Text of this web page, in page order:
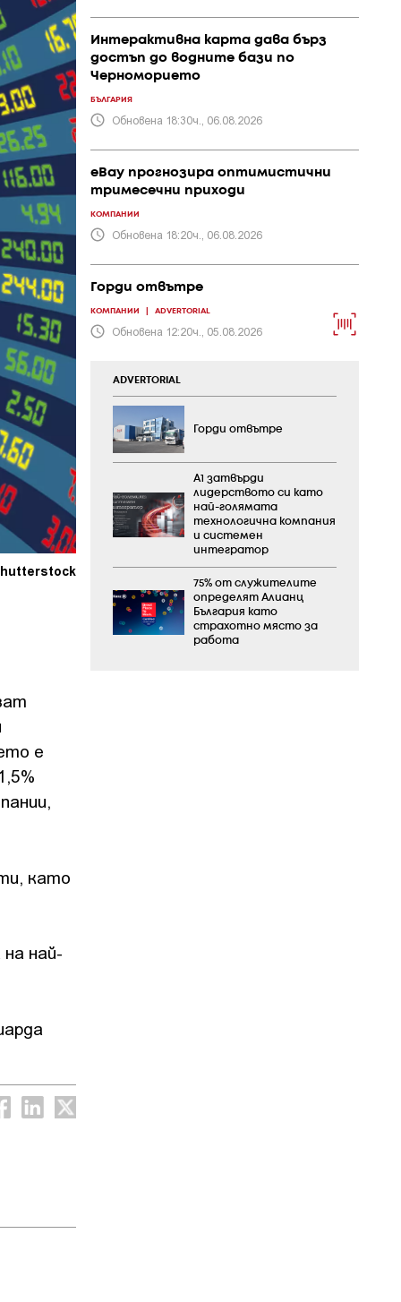
е
като
най-
Интерактивна карта дава бърз
достъп до водните бази по
Черноморието
БЪЛГАРИЯ
Обновена 18:30ч., 06.08.2026
eBay прогнозира оптимистични
тримесечни приходи
КОМПАНИИ
Обновена 18:20ч., 06.08.2026
Горди отвътре
КОМПАНИИ ADVERTORIAL
Обновена 12:20ч., 05.08.2026
ADVERTORIAL
Горди отвътре
А1 затвърди
лидерството си като
най-голямата
технологична компания
и системен
интегратор
75% от служителите
определят Алианц
България като
страхотно място за
работа